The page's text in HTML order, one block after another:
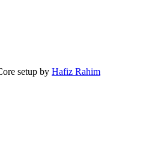
setup by Hafiz Rahim